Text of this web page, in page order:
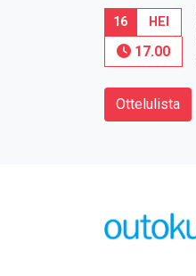
16 HEI
17.00
Ottelulista